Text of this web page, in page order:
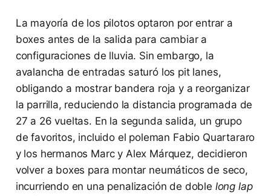
La mayoría de los pilotos optaron por entrar a
boxes antes de la salida para cambiar a
configuraciones de lluvia. Sin embargo, la
avalancha de entradas saturó los pit lanes,
obligando a mostrar bandera roja y a reorganizar
la parrilla, reduciendo la distancia programada de
27 a 26 vueltas. En la segunda salida, un grupo
de favoritos, incluido el poleman Fabio Quartararo
y los hermanos Marc y Alex Márquez, decidieron
volver a boxes para montar neumáticos de seco,
incurriendo en una penalización de doble long lap